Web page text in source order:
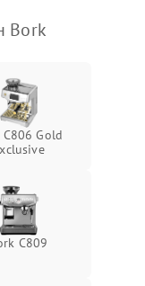
Bork
C806 Gold
C809